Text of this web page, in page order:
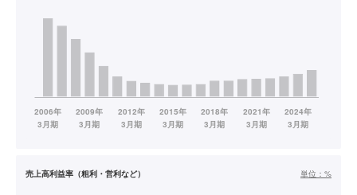
売上高利益率（粗利・営利など） 単位： %